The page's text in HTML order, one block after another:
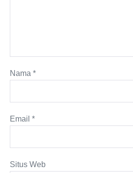
Nama *
Email *
Situs Web